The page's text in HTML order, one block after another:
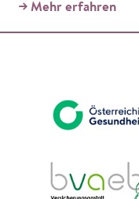
Mehr erfahren